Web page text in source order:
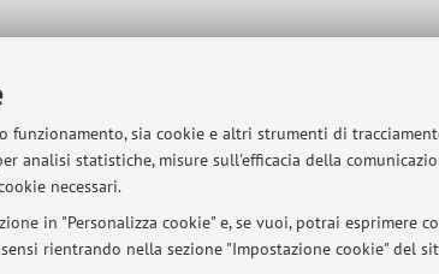
funzionamento, sia cookie e altri strumenti di
analisi statistiche, misure sull'efficacia della
necessari.
in "Personalizza cookie" e, se vuoi, potrai esprimere
rientrando nella sezione "Impostazione cookie" del